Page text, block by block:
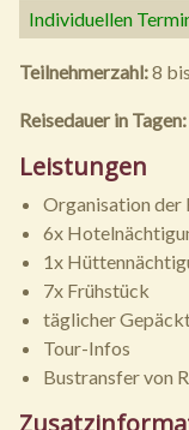
Individuellen
Teilnehmerzahl:8
Reisedauer in Tagen:
Leistungen
Organisation der
6x
1x
7x Frühstück
täglicher
Tour-Infos
Bustransfer von